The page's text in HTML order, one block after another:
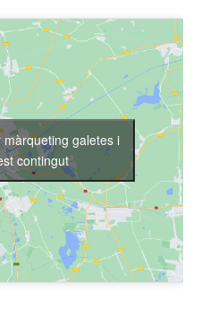
galetes i
contingut